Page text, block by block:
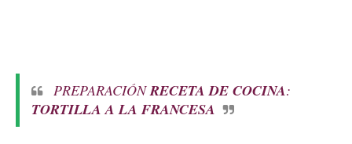
PREPARACIÓNRECETA DE COCINA:
TORTILLA A LA FRANCESA